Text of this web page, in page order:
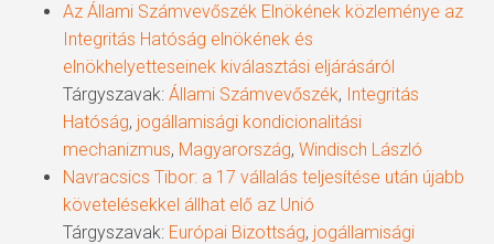
Az Állami Számvevőszék Elnökének közleménye az
Integritás Hatóság elnökének és
elnökhelyetteseinek kiválasztási eljárásáról
Tárgyszavak: Állami Számvevőszék, Integritás
Hatóság, jogállamisági kondicionalitási
mechanizmus, Magyarország, Windisch László
Navracsics Tibor: a 17 vállalás teljesítése után újabb
követelésekkel állhat elő az Unió
Tárgyszavak: Európai Bizottság, jogállamisági